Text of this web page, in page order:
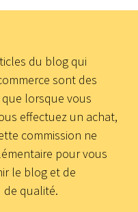
du blog qui
sont des
que lorsque vous
effectuez un achat,
commission ne
pour vous
le blog et de
de qualité.